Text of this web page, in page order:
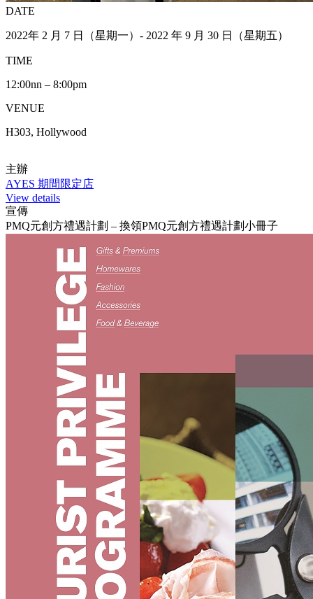
DATE
2022年 2 月 7 日（星期一）- 2022 年 9 月 30 日（星期五）
TIME
12:00nn – 8:00pm
VENUE
H303, Hollywood
主辦
AYES 期間限定店
View details
宣傳
PMQ元創方禮遇計劃 – 換領PMQ元創方禮遇計劃小冊子